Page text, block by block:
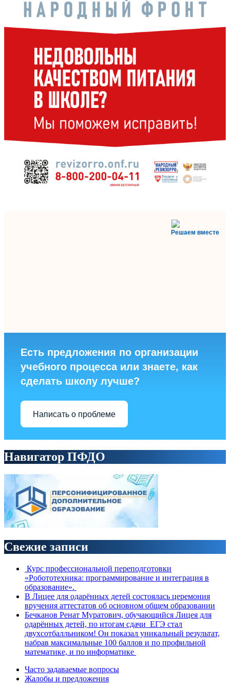
Решаем вместе
Есть предложения по организации
учебного процесса или знаете, как
сделать школу лучше?
Написать о проблеме
Навигатор ПФДО
Свежие записи
Курс профессиональной переподготовки
«Робототехника: программирование и интеграция в
образование».
В Лицее для одарённых детей состоялась церемония
вручения аттестатов об основном общем образовании
Бечканов Ренат Муратович, обучающийся Лицея для
одарённых детей, по итогам сдачи ЕГЭ стал
двухсотбалльником! Он показал уникальный результат,
набрав максимальные 100 баллов и по профильной
математике, и по информатике
Часто задаваемые вопросы
Жалобы и предложения